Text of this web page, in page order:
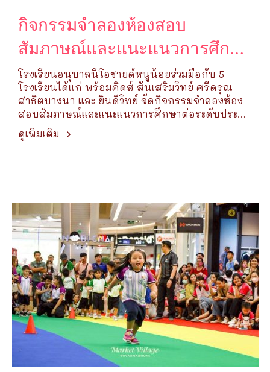
กิจกรรมจำลองห้องสอบ
สัมภาษณ์และแนะแนวการศึกษา
ต่อระดับประถมศึกษา
โรงเรียนอนุบาลนีโอชายด์หนูน้อยร่วมมือกับ 5
โรงเรียนได้แก่ พร้อมคิดส์ สันเสริมวิทย์ ศรีดรุณ
สาธิตบางนา และ ยินดีวิทย์ จัดกิจกรรมจำลองห้อง
สอบสัมภาษณ์และแนะแนวการศึกษาต่อระดับประถม
ศึกษา
ดูเพิ่มเติม